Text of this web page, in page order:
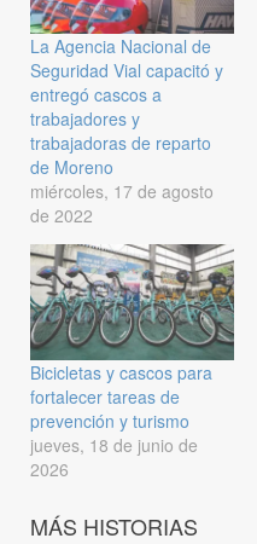
La Agencia Nacional de
Seguridad Vial capacitó y
entregó cascos a
trabajadores y
trabajadoras de reparto
de Moreno
miércoles, 17 de agosto
de 2022
Bicicletas y cascos para
fortalecer tareas de
prevención y turismo
jueves, 18 de junio de
2026
MÁS HISTORIAS